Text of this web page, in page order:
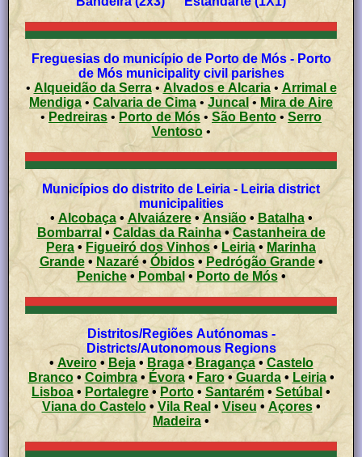
Freguesias do município de Porto de Mós - Porto
de Mós municipality civil parishes
• Alqueidão da Serra•Alvados e Alcaria• Arrimal e
Mendiga • Calvaria de Cima • Juncal• Mira de Aire
• Pedreiras • Porto de Mós • São Bento • Serro
Ventoso•
Municípios do distrito de Leiria - Leiria district
municipalities
• Alcobaça• Alvaiázere•Ansião• Batalha•
Bombarral • Caldas da Rainha•Castanheira de
Pera • Figueiró dos Vinhos• Leiria• Marinha
Grande•Nazaré• Óbidos• Pedrógão Grande•
Peniche• Pombal • Porto de Mós•
Distritos/Regiões Autónomas -
Districts/Autonomous Regions
• Aveiro• Beja• Braga•Bragança• Castelo
Branco• Coimbra• Évora• Faro•Guarda• Leiria•
Lisboa • Portalegre• Porto • Santarém • Setúbal •
Viana do Castelo• Vila Real • Viseu• Açores•
Madeira •